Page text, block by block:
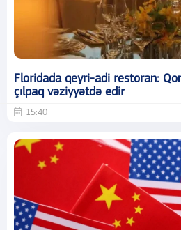
Floridada qeyri-adi restoran:
çılpaq vəziyyətdə edir
15:40